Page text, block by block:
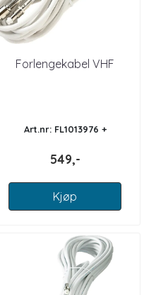
Forlengekabel VHF
Art.nr: FL1013976 +
549,-
Kjøp